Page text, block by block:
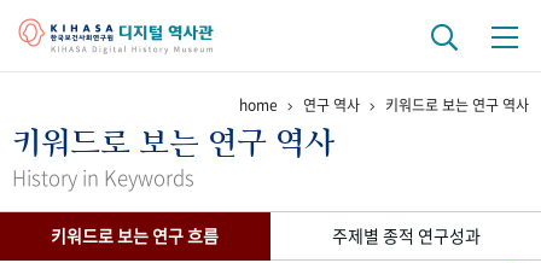
걸어온 길 기관 변천사 역대 기관장
연구 역사
home 연구 역사 키워드로 보는 연구 역사
키워드로 보는 연구 역사
History in Keywords
키워드로 보는 연구 흐름 주제별 종적 연구성과